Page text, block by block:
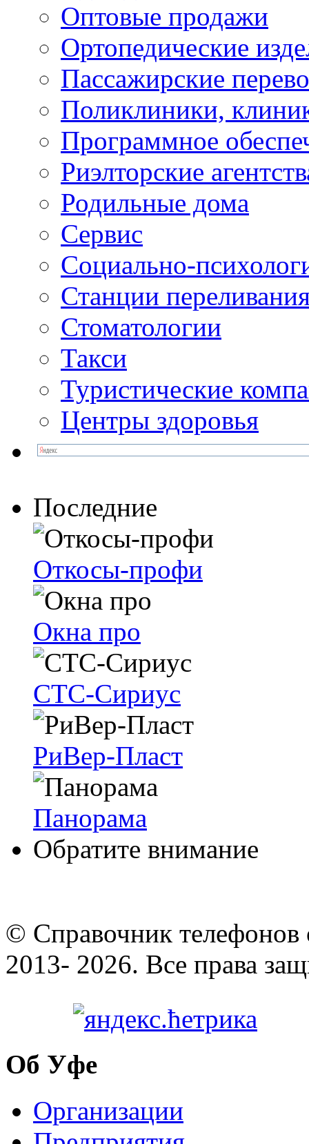
Оптовые продажи
Ортопедические
Пассажирские
Поликлиники,
Программное
Риэлторские
Родильные дома
Сервис
Социально-
Станции
Стоматологии
Такси
Туристические
Центры здоровья
Последние
Откосы-профи
Окна про
СТС-Сириус
РиВер-Пласт
Панорама
Обратите внимание
© Cправочник телефонов
2013- 2026. Все права
Об Уфе
Организации